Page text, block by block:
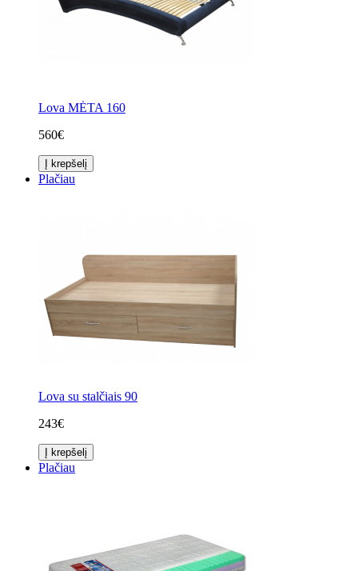
Lova MĖTA 160
560€
Į krepšelį
Plačiau
Lova su stalčiais 90
243€
Į krepšelį
Plačiau